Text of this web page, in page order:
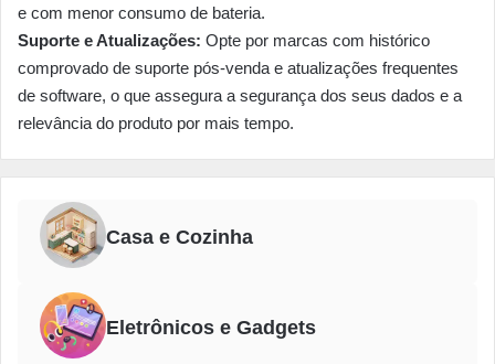
e com menor consumo de bateria.
Suporte e Atualizações: Opte por marcas com histórico
comprovado de suporte pós-venda e atualizações frequentes
de software, o que assegura a segurança dos seus dados e a
relevância do produto por mais tempo.
Casa e Cozinha
Eletrônicos e Gadgets